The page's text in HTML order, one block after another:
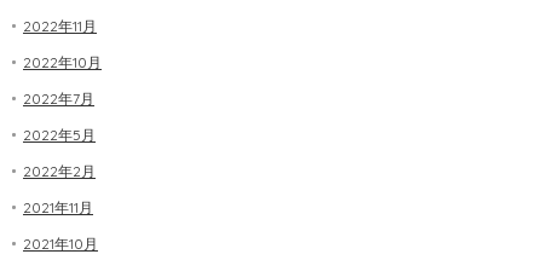
2022年11月
2022年10月
2022年7月
2022年5月
2022年2月
2021年11月
2021年10月